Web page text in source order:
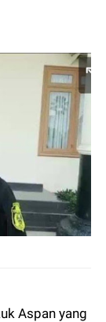
Aspan yang